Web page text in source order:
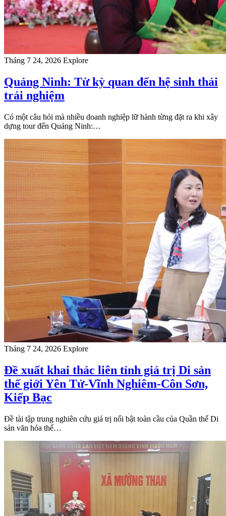
Tháng 7 24, 2026 Explore
Quảng Ninh: Từ kỳ quan đến hệ sinh thái
trải nghiệm
Có một câu hỏi mà nhiều doanh nghiệp lữ hành từng đặt ra khi xây
dựng tour đến Quảng Ninh:…
Tháng 7 24, 2026 Explore
Đề xuất khai thác liên tỉnh giá trị Di sản
thế giới Yên Tử-Vĩnh Nghiêm-Côn Sơn,
Kiếp Bạc
Đề tài tập trung nghiên cứu giá trị nổi bật toàn cầu của Quần thể Di
sản văn hóa thế…